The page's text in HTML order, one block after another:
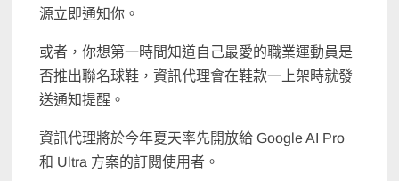
源立即通知你。
或者，你想第一時間知道自己最愛的職業運動員是
否推出聯名球鞋，資訊代理會在鞋款一上架時就發
送通知提醒。
資訊代理將於今年夏天率先開放給 Google AI Pro
和 Ultra 方案的訂閱使用者。